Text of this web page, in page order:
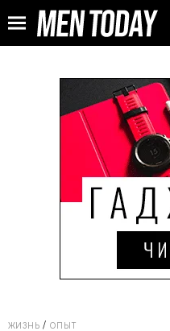
ЖИЗНЬ
ОПЫТ